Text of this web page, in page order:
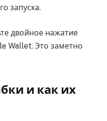
запуска.
двойное нажатие
Wallet. Это заметно
и как их